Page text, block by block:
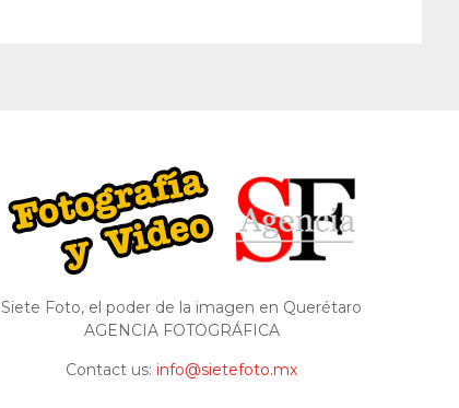
Siete Foto, el poder de la imagen en Querétaro
AGENCIA FOTOGRÁFICA
Contact us: info@sietefoto.mx